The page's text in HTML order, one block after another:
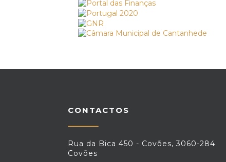
CONTACTOS
Rua da Bica 450 - Covões, 3060-284
Covões